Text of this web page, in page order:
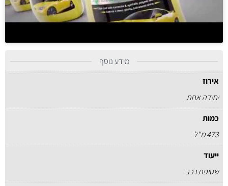
מידע נוסף
אירוז
יחידה אחת
כמות
473 מ"ל
ייעוד
שטיפת רכב